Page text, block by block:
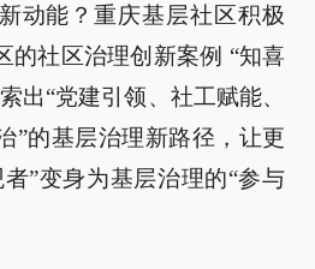
动能？重庆基层社区积极
的社区治理创新案例 “知喜
出“党建引领、社工赋能、
”的基层治理新路径，让更
”变身为基层治理的“参与